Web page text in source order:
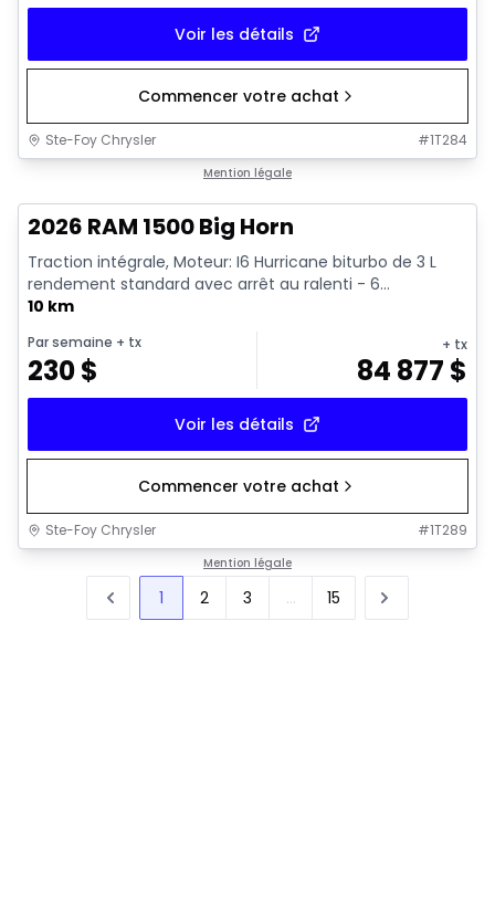
Voir les détails
Commencer votre achat
Ste-Foy Chrysler #1T284
Mention légale
2026 RAM 1500 Big Horn
Traction intégrale, Moteur: I6 Hurricane biturbo de 3 L
rendement standard avec arrêt au ralenti - 6...
10 km
Par semaine + tx
230$
+ tx
84 877 $
Voir les détails
Commencer votre achat
Ste-Foy Chrysler #1T289
Mention légale
1 2 3 ... 15